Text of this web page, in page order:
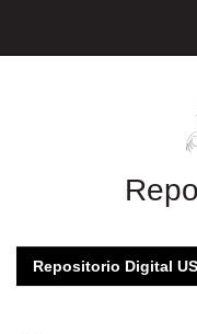
Repositorio Digital